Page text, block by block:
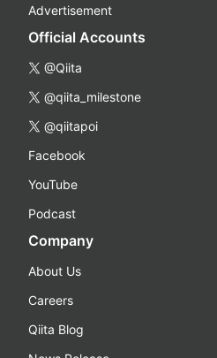
Advertisement
Official Accounts
@Qiita
@qiita_milestone
@qiitapoi
Facebook
YouTube
Podcast
Company
About Us
Careers
Qiita Blog